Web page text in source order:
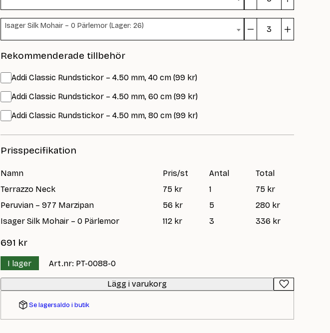
Neck
Isager Silk Mohair – 0 Pärlemor (Lager: 26)
Rekommenderade tillbehör
Addi Classic Rundstickor – 4.50 mm, 40 cm (99 kr)
Addi Classic Rundstickor – 4.50 mm, 60 cm (99 kr)
Addi Classic Rundstickor – 4.50 mm, 80 cm (99 kr)
Prisspecifikation
Namn Pris/st Antal
Total
Terrazzo Neck
75 kr 1
75 kr
Peruvian – 977 Marzipan
56 kr 5
280 kr
Isager Silk Mohair – 0 Pärlemor
112 kr 3 336 kr
691 kr
I lager Art.nr: PT-0088-0
Lägg i varukorg
Se lagersaldo i butik